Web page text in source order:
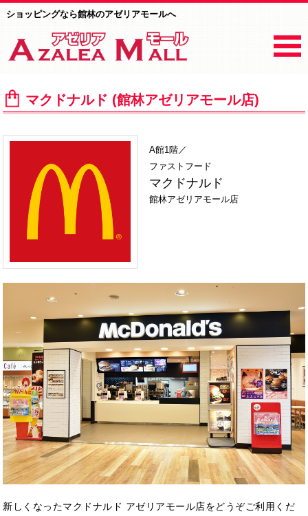
ショッピングなら館林のアゼリアモールへ
マクドナルド (館林アゼリアモール店)
A館1階／
ファストフード
マクドナルド
館林アゼリアモール店
新しくなったマクドナルド アゼリアモール店をどうぞご利用くだ